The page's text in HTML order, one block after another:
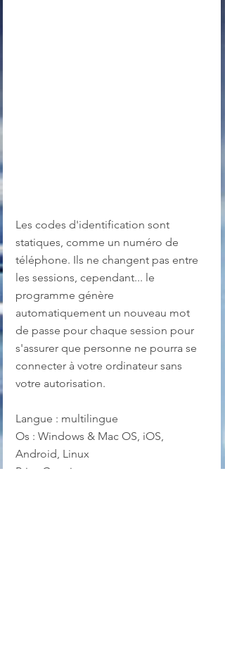
Les codes d'identification sont
statiques, comme un numéro de
téléphone. Ils ne changent pas entre
les sessions, cependant... le
programme génère
automatiquement un nouveau mot
de passe pour chaque session pour
s'assurer que personne ne pourra se
connecter à votre ordinateur sans
votre autorisation.
Langue : multilingue
Os : Windows & Mac OS, iOS,
Android, Linux
Prix : Gratuit pour un usage non